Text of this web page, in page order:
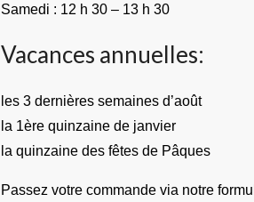
Samedi : 12 h 30 – 13 h 30
Vacances annuelles:
les 3 dernières semaines d’août
la 1ère quinzaine de janvier
la quinzaine des fêtes de Pâques
Passez votre commande via notre